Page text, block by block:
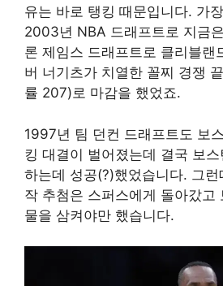
유는 바로 탱킹 때문입니다. 가
2003년 NBA 드래프트로 지금
론 제임스 드래프트로 클리블랜
버 너기츠가 치열한 꼴찌 경쟁
률 207)로 마감을 했었죠.
1997년 팀 던컨 드래프트도 보
킹 대결이 벌어졌는데 결국 보
하는데 성공(?)했었습니다. 그
작 추첨은 스퍼스에게 돌아갔고
물을 삼켜야만 했습니다.